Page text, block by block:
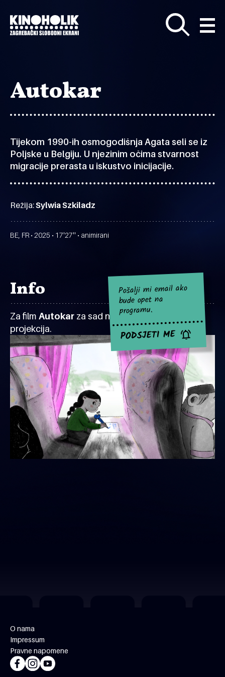
glavni
sadržaj
Autokar
Tijekom 1990-ih osmogodišnja Agata seli se iz
Poljske u Belgiju. U njezinim očima stvarnost
migracije prerasta u iskustvo inicijacije.
Režija:Sylwia Szkiladz
BE, FR • 2025 • 17'27'' • animirani
Info
Za film Autokar za sad nema najavljenih
projekcija.
Pošalji mi email ako
bude opet na
programu.
PODSJETI ME
O nama
Impressum
Pravne napomene